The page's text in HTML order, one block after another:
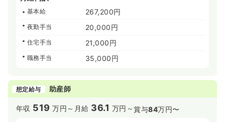
基本給 267,200円
夜勤手当 20,000円
住宅手当 21,000円
職務手当 35,000円
想定給与 助産師
年収 519 万円～ 月給 36.1 万円～賞与84万円〜